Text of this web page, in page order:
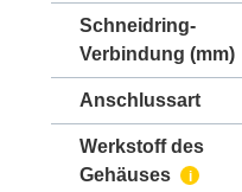
Schneidring-
Verbindung (mm)
Anschlussart
Werkstoff des
Gehäuses
i